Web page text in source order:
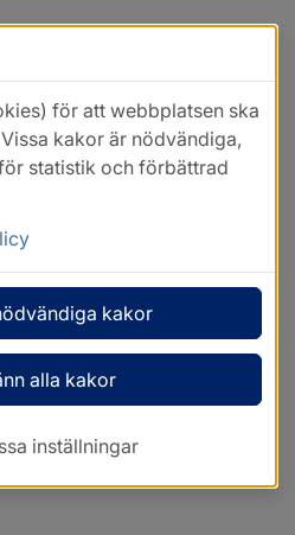
för att webbplatsen ska
kakor är nödvändiga,
statistik och förbättrad
kakor
alla kakor
inställningar